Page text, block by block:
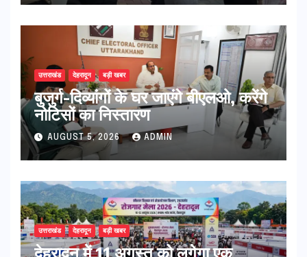
उत्तराखंड देहरादून बड़ी खबर
बुजुर्ग-दिव्यांगों के घर जाएंगे बीएलओ, करेंगे
नोटिसों का निस्तारण
AUGUST 5, 2026 ADMIN
उत्तराखंड देहरादून बड़ी खबर
​देहरादून में 11 अगस्त को लगेगा एक